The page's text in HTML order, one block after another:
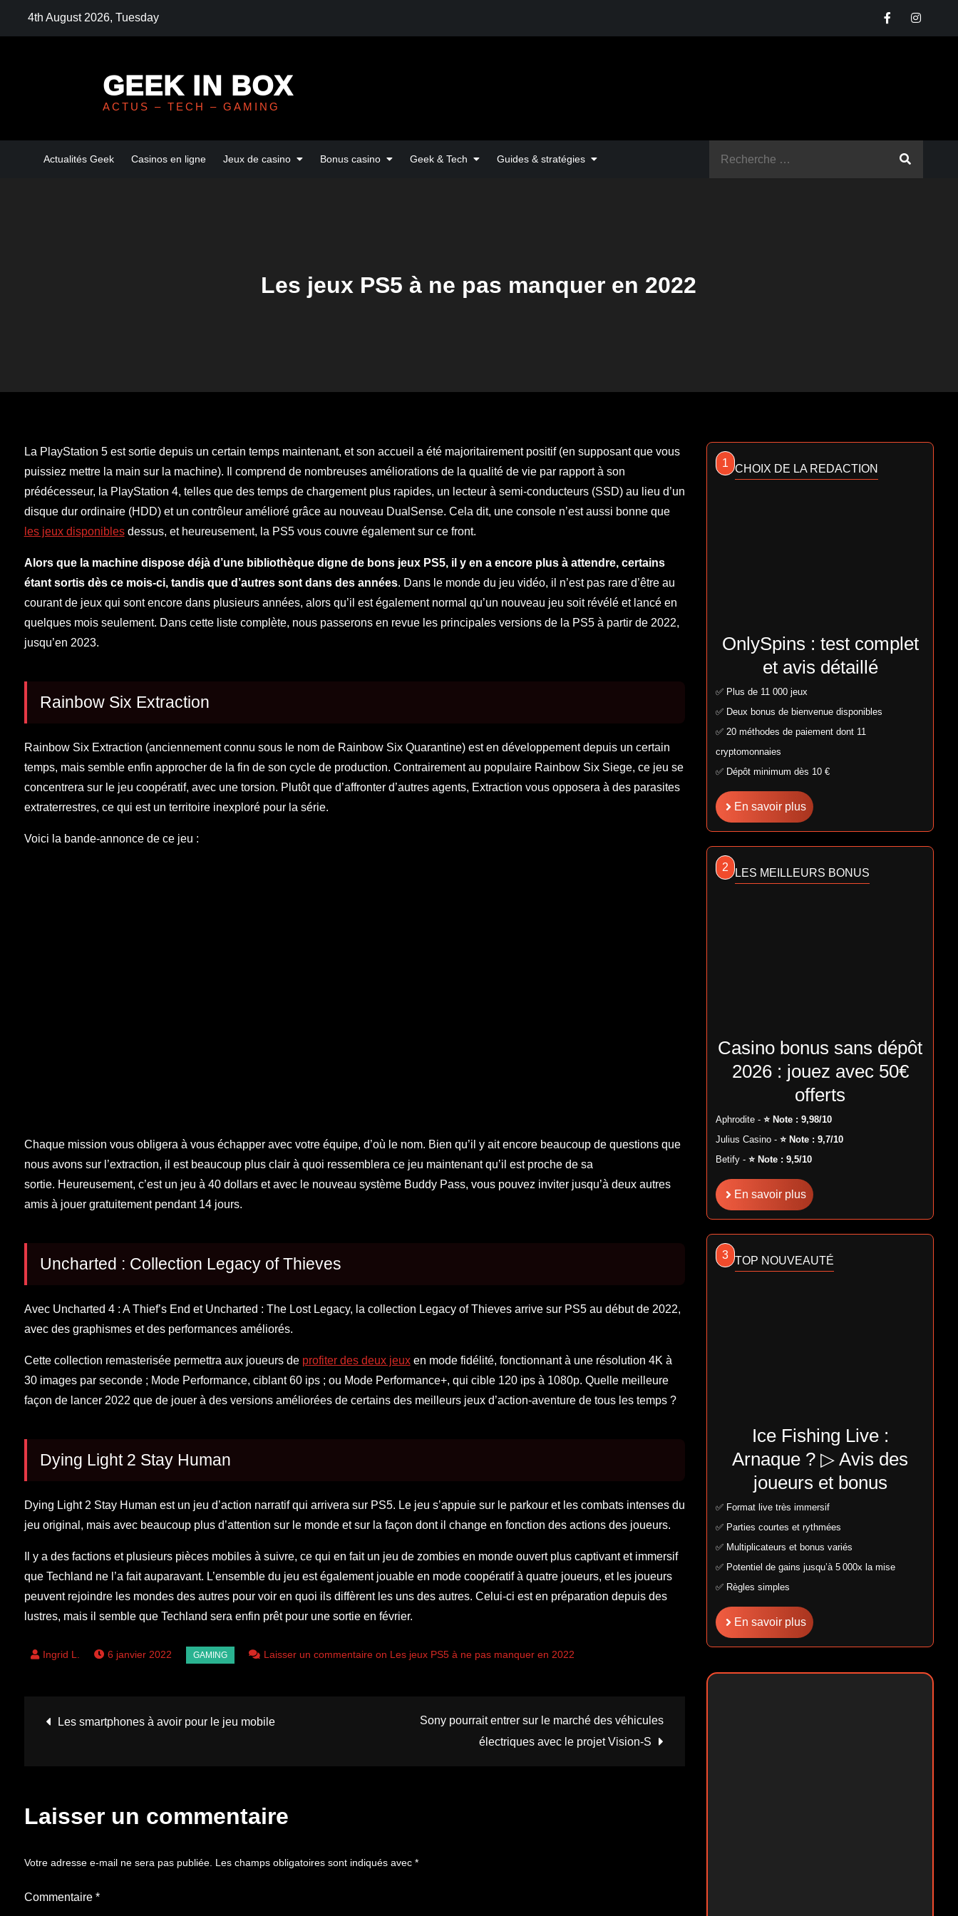
4th August 2026, Tuesday
GEEK IN BOX
ACTUS – TECH – GAMING
Actualités Geek Casinos en ligne Jeux de casino Bonus casino Geek & Tech Guides & stratégies
Les jeux PS5 à ne pas manquer en 2022
La PlayStation 5 est sortie depuis un certain temps maintenant, et son accueil a été majoritairement positif (en supposant que vous
puissiez mettre la main sur la machine). Il comprend de nombreuses améliorations de la qualité de vie par rapport à son
prédécesseur, la PlayStation 4, telles que des temps de chargement plus rapides, un lecteur à semi-conducteurs (SSD) au lieu d’un
disque dur ordinaire (HDD) et un contrôleur amélioré grâce au nouveau DualSense. Cela dit, une console n’est aussi bonne que
les jeux disponiblesdessus, et heureusement, la PS5 vous couvre également sur ce front.
Alors que la machine dispose déjà d’une bibliothèque digne de bons jeux PS5, il y en a encore plus à attendre, certains
étant sortis dès ce mois-ci, tandis que d’autres sont dans des années. Dans le monde du jeu vidéo, il n’est pas rare d’être au
courant de jeux qui sont encore dans plusieurs années, alors qu’il est également normal qu’un nouveau jeu soit révélé et lancé en
quelques mois seulement. Dans cette liste complète, nous passerons en revue les principales versions de la PS5 à partir de 2022,
jusqu’en 2023.
Rainbow Six Extraction
Rainbow Six Extraction (anciennement connu sous le nom de Rainbow Six Quarantine) est en développement depuis un certain
temps, mais semble enfin approcher de la fin de son cycle de production. Contrairement au populaire Rainbow Six Siege, ce jeu se
concentrera sur le jeu coopératif, avec une torsion. Plutôt que d’affronter d’autres agents, Extraction vous opposera à des parasites
extraterrestres, ce qui est un territoire inexploré pour la série.
Voici la bande-annonce de ce jeu :
Chaque mission vous obligera à vous échapper avec votre équipe, d’où le nom. Bien qu’il y ait encore beaucoup de questions que
nous avons sur l’extraction, il est beaucoup plus clair à quoi ressemblera ce jeu maintenant qu’il est proche de sa
sortie. Heureusement, c’est un jeu à 40 dollars et avec le nouveau système Buddy Pass, vous pouvez inviter jusqu’à deux autres
amis à jouer gratuitement pendant 14 jours.
Uncharted : Collection Legacy of Thieves
Avec Uncharted 4 : A Thief’s End et Uncharted : The Lost Legacy, la collection Legacy of Thieves arrive sur PS5 au début de 2022,
avec des graphismes et des performances améliorés.
Cette collection remasterisée permettra aux joueurs de profiter des deux jeuxen mode fidélité, fonctionnant à une résolution 4K à
30 images par seconde ; Mode Performance, ciblant 60 ips ; ou Mode Performance+, qui cible 120 ips à 1080p. Quelle meilleure
façon de lancer 2022 que de jouer à des versions améliorées de certains des meilleurs jeux d’action-aventure de tous les temps ?
Dying Light 2 Stay Human
Dying Light 2 Stay Human est un jeu d’action narratif qui arrivera sur PS5. Le jeu s’appuie sur le parkour et les combats intenses du
jeu original, mais avec beaucoup plus d’attention sur le monde et sur la façon dont il change en fonction des actions des joueurs.
Il y a des factions et plusieurs pièces mobiles à suivre, ce qui en fait un jeu de zombies en monde ouvert plus captivant et immersif
que Techland ne l’a fait auparavant. L’ensemble du jeu est également jouable en mode coopératif à quatre joueurs, et les joueurs
peuvent rejoindre les mondes des autres pour voir en quoi ils diffèrent les uns des autres. Celui-ci est en préparation depuis des
lustres, mais il semble que Techland sera enfin prêt pour une sortie en février.
6 janvier 2022 Laisser un commentaire on Les jeux PS5 à ne pas manquer en 2022
Navigation
l’article
Les smartphones à avoir pour le jeu mobile
Sony pourrait entrer sur le marché des véhicules
électriques avec le projet Vision-S
Laisser un commentaire
Votre adresse e-mail ne sera pas publiée. Les champs obligatoires sont indiqués avec *
Commentaire *
1 CHOIX DE LA REDACTION
OnlySpins : test complet
et avis détaillé
✅ Plus de 11 000 jeux
✅ Deux bonus de bienvenue disponibles
✅ 20 méthodes de paiement dont 11
cryptomonnaies
✅ Dépôt minimum dès 10 €
En savoir plus
2 LES MEILLEURS BONUS
Casino bonus sans dépôt
2026 : jouez avec 50€
offerts
Aphrodite -⭐ Note : 9,98/10
Julius Casino -⭐ Note : 9,7/10
Betify -⭐ Note : 9,5/10
En savoir plus
3 TOP NOUVEAUTÉ
Ice Fishing Live :
Arnaque ? ▷ Avis des
joueurs et bonus
✅ Format live très immersif
✅ Parties courtes et rythmées
✅ Multiplicateurs et bonus variés
✅ Potentiel de gains jusqu’à 5 000x la mise
✅ Règles simples
En savoir plus